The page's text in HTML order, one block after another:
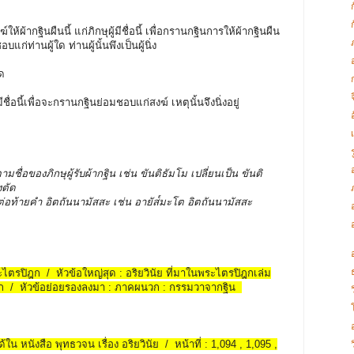
ให้ผ้ากฐินผืนนี้ แก่ภิกษุผู้มีชื่อนี้ เพื่อกรานกฐินการให้ผ้ากฐินผืน
บแก่ท่านผู้ใด ท่านผู้นั้นพึงเป็นผู้นิ่ง
อนี้เพื่อจะกรานกฐินย่อมชอบแก่สงฆ์ เหตุนั้นจึงนิ่งอยู่
มชื่อของภิกษุผู้รับผ้ากฐิน เช่น ขันติธัมโม เปลี่ยนเป็น ขันติ
ตัด
ท้ายคำ อิตถันนามัสสะ เช่น อายัส๎มะโต อิตถันนามัสสะ
ไตรปิฎก / หัวข้อใหญ่สุด : อริยวินัย ที่มาในพระไตรปิฎกเล่ม
หัวข้อย่อยรองลงมา : ภาคผนวก : กรรมวาจากฐิน
น หนังสือ พุทธวจน เรื่อง อริยวินัย / หน้าที่ : 1,094 , 1,095 ,